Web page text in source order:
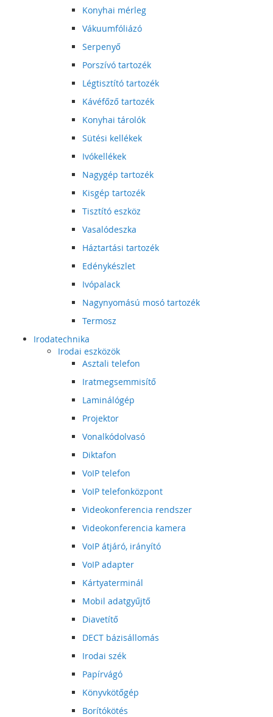
Konyhai mérleg
Vákuumfóliázó
Serpenyő
Porszívó tartozék
Légtisztító tartozék
Kávéfőző tartozék
Konyhai tárolók
Sütési kellékek
Ivókellékek
Nagygép tartozék
Kisgép tartozék
Tisztító eszköz
Vasalódeszka
Háztartási tartozék
Edénykészlet
Ivópalack
Nagynyomású mosó tartozék
Termosz
Irodatechnika
Irodai eszközök
Asztali telefon
Iratmegsemmisítő
Laminálógép
Projektor
Vonalkódolvasó
Diktafon
VoIP telefon
VoIP telefonközpont
Videokonferencia rendszer
Videokonferencia kamera
VoIP átjáró, irányító
VoIP adapter
Kártyaterminál
Mobil adatgyűjtő
Diavetítő
DECT bázisállomás
Irodai szék
Papírvágó
Könyvkötőgép
Borítókötés